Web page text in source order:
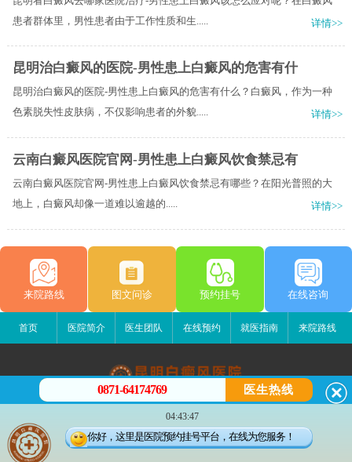
患者群体里，男性患者由于工作性质和生.....
详情>>
昆明治白癜风的医院-男性患上白癜风的危害有什
昆明治白癜风的医院-男性患上白癜风的危害有什么？白癜风，作为一种
色素脱失性皮肤病，不仅影响患者的外貌.....
详情>>
云南白癜风医院官网-男性患上白癜风饮食禁忌有
云南白癜风医院官网-男性患上白癜风饮食禁忌有哪些？​在阳光普照的大
地上，白癜风却像一道难以逾越的.....
详情>>
来院路线 图文问诊 预约挂号 在线咨询
首页 医院简介 医生团队 在线预约 就医指南 来院路线
昆明白癜风医院
昆明市五华区护国路2号
版权所有：昆明白癜风医院
联系电话：0871-64174769
0871-64174769 医生热线
04:43:47
你好，这里是医院预约挂号平台，在线为您服务！